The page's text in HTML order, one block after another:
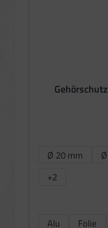
Ø 20 mm
+2
Alu
Folie